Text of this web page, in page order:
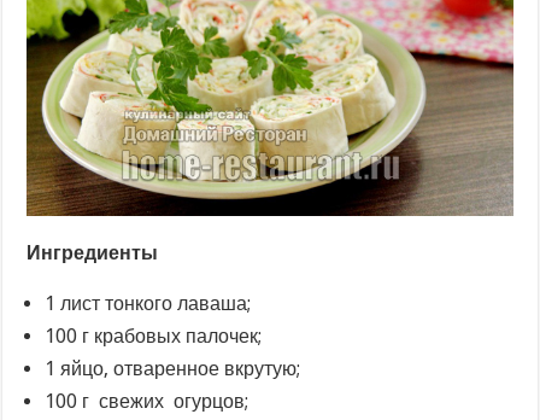
Ингредиенты
1 лист тонкого лаваша;
100 г крабовых палочек;
1 яйцо, отваренное вкрутую;
100 г свежих огурцов;